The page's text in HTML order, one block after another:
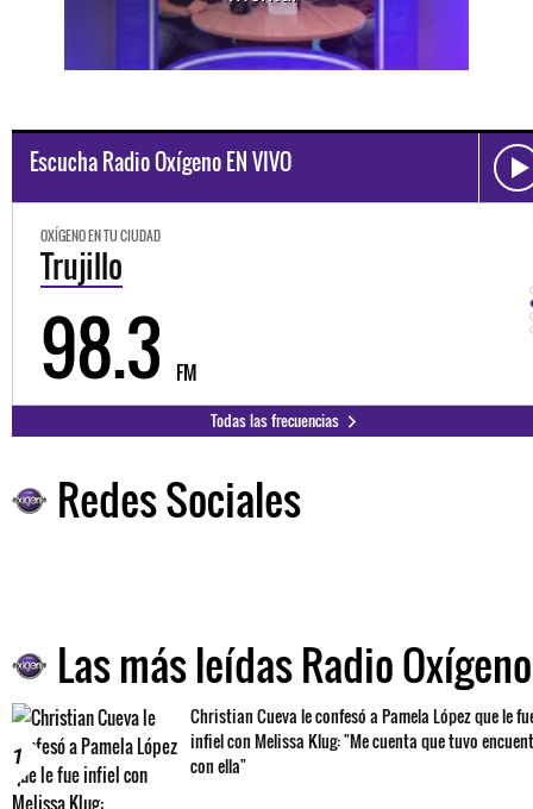
Escucha Radio Oxígeno EN VIVO
OXÍGENO EN TU CIUDAD
Trujillo
98.3 FM
Todas las frecuencias
Redes Sociales
Las más leídas Radio Oxígeno
1
Christian Cueva le confesó a Pamela López que le
infiel con Melissa Klug: "Me cuenta que tuvo
con ella"